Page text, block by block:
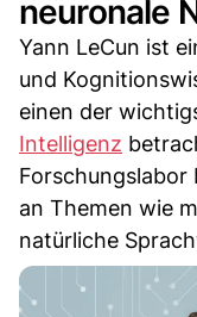
neuronale
Yann LeCun ist
und
einen der
Intelligenz
an Themen wie
natürliche